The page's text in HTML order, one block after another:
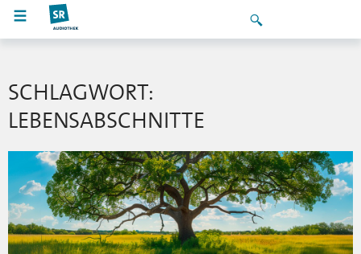
SCHLAGWORT:
LEBENSABSCHNITTE